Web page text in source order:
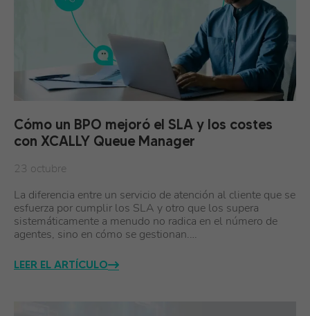
Cómo un BPO mejoró el SLA y los costes
con XCALLY Queue Manager
23 octubre
La diferencia entre un servicio de atención al cliente que se
esfuerza por cumplir los SLA y otro que los supera
sistemáticamente a menudo no radica en el número de
agentes, sino en cómo se gestionan.…
LEER EL ARTÍCULO